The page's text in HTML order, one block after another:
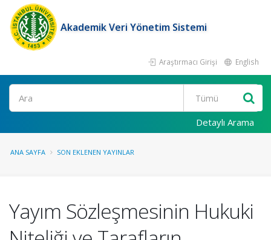
Akademik Veri Yönetim Sistemi
Araştırmacı Girişi English
Ara
Detaylı Arama
ANA SAYFA SON EKLENEN YAYINLAR
Yayım Sözleşmesinin Hukuki